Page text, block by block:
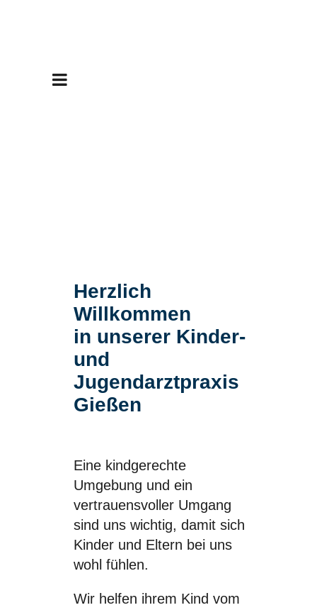
Herzlich
Willkommen
in unserer Kinder-
und
Jugendarztpraxis
Gießen
Eine kindgerechte
Umgebung und ein
vertrauensvoller Umgang
sind uns wichtig, damit sich
Kinder und Eltern bei uns
wohl fühlen.
Wir helfen ihrem Kind vom